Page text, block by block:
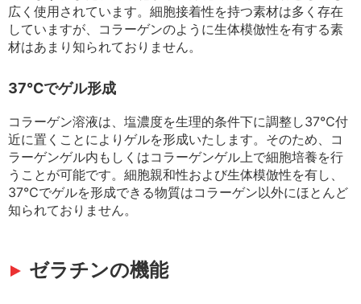
広く使用されています。細胞接着性を持つ素材は多く存在
していますが、コラーゲンのように生体模倣性を有する素
材はあまり知られておりません。
37℃でゲル形成
コラーゲン溶液は、塩濃度を生理的条件下に調整し37℃付
近に置くことによりゲルを形成いたします。そのため、コ
ラーゲンゲル内もしくはコラーゲンゲル上で細胞培養を行
うことが可能です。細胞親和性および生体模倣性を有し、
37℃でゲルを形成できる物質はコラーゲン以外にほとんど
知られておりません。
ゼラチンの機能